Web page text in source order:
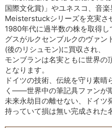
国際文化賞)」やユネスコ、音楽
Meisterstuckシリーズを充実さ
1980年代に過半数の株を取得
グスがルクセンブルクのヴァン
(後のリシュモン)に買収され、
モンブランは名実ともに世界の
となります。
ドイツの技術、伝統を守り素
く――世界中の筆記具ファンが
未来永劫目の離せない、ドイツ
持っていて損は無い完成された